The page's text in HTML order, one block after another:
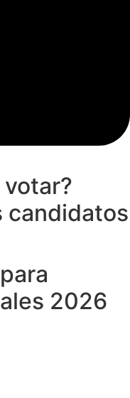
candidatos
2026